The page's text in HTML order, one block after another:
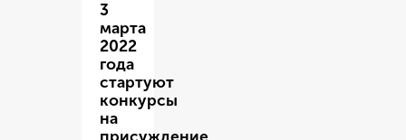
3
марта
2022
года
стартуют
конкурсы
на